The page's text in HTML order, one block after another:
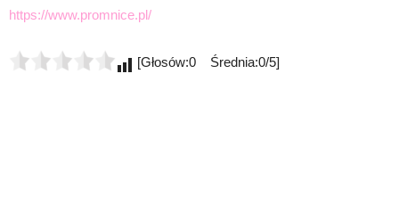
https://www.promnice.pl/
[Głosów:0 Średnia:0/5]